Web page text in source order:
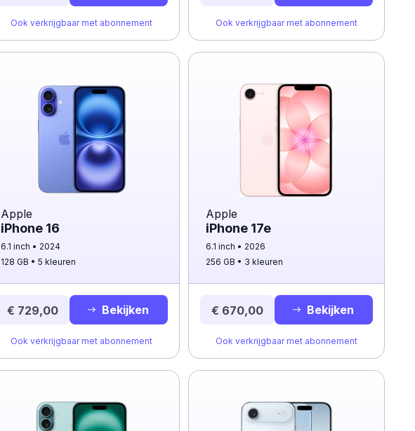
Ook verkrijgbaar met abonnement Ook verkrijgbaar met abonnement
Apple
iPhone 16
6.1 inch
2024
128 GB
5 kleuren
€ 729,00 Bekijken
Ook verkrijgbaar met abonnement
Apple
iPhone 17e
6.1 inch
2026
256 GB
3 kleuren
€ 670,00 Bekijken
Ook verkrijgbaar met abonnement